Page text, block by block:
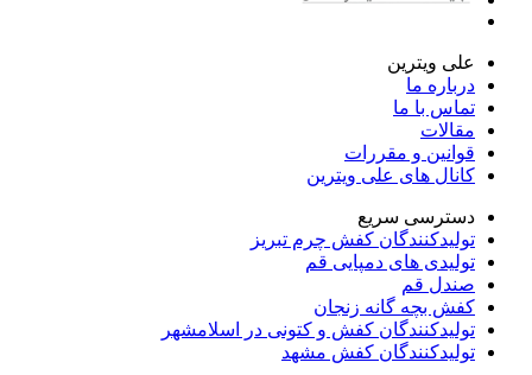
علی ویترین
درباره ما
تماس با ما
مقالات
قوانین و مقررات
کانال های علی ویترین
دسترسی سریع
تولیدکنندگان کفش چرم تبریز
تولیدی های دمپایی قم
صندل قم
کفش بچه گانه زنجان
تولیدکنندگان کفش و کتونی در اسلامشهر
تولیدکنندگان کفش مشهد